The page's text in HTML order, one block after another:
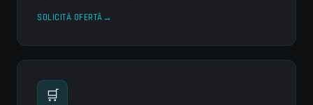
SOLICITĂ OFERTĂ
🛒